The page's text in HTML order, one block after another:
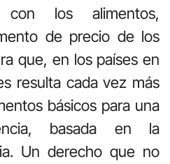
con los alimentos,
de precio de los
que, en los países en
resulta cada vez más
básicos para una
basada en la
Un derecho que no